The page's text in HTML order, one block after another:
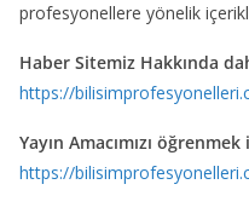
profesyonellere yönelik
Haber Sitemiz Hakkında
https://
Yayın Amacımızı öğrenmek
https://